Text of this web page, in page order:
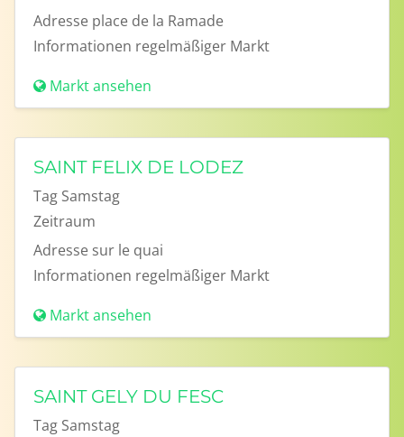
Adresse place de la Ramade
Informationen regelmäßiger Markt
Markt ansehen
SAINT FELIX DE LODEZ
Tag Samstag
Zeitraum
Adresse sur le quai
Informationen regelmäßiger Markt
Markt ansehen
SAINT GELY DU FESC
Tag Samstag